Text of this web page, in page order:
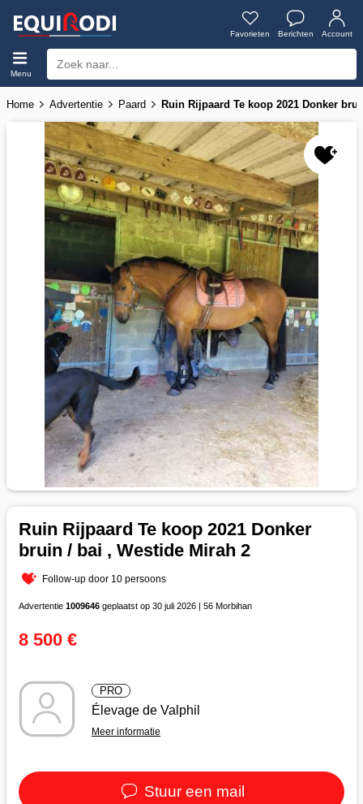
Favorieten Berichten Account
Menu
Home Advertentie Paard Ruin Rijpaard Te koop 2021 Donker
Ruin Rijpaard Te koop 2021 Donker
bruin / bai , Westide Mirah 2
Follow-up door 10 persoons
Advertentie 1009646 geplaatst op 30 juli 2026 | 56 Morbihan
8 500 €
PRO
Élevage de Valphil
Meer informatie
Stuur een mail